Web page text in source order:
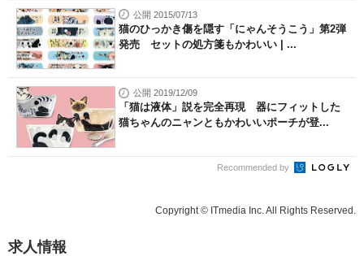
公開 2015/07/13
猫のひっかき傷を隠す「にゃんそうこう」第2弾
発売 セットの処方箋もかわいい | ...
公開 2019/12/09
「猫は液体」説を完全再現 器にフィットした
猫ちゃんのニャンともかわいいポーチが登...
Recommended by
Copyright © ITmedia Inc. All Rights Reserved.
求人情報